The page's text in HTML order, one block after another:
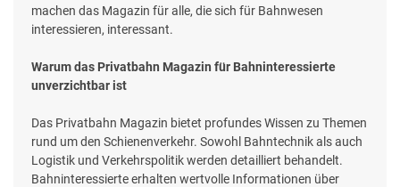
machen das Magazin für alle, die sich für Bahnwesen
interessieren, interessant.
Warum das Privatbahn Magazin für Bahninteressierte
unverzichtbar ist
Das Privatbahn Magazin bietet profundes Wissen zu Themen
rund um den Schienenverkehr. Sowohl Bahntechnik als auch
Logistik und Verkehrspolitik werden detailliert behandelt.
Bahninteressierte erhalten wertvolle Informationen über